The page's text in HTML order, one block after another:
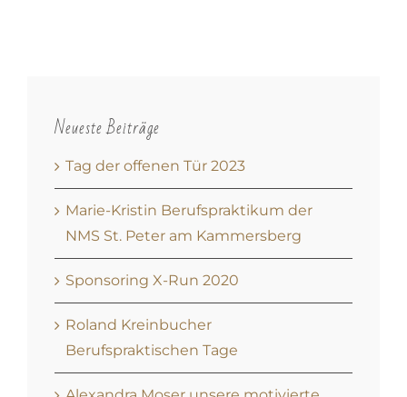
Neueste Beiträge
Tag der offenen Tür 2023
Marie-Kristin Berufspraktikum der
NMS St. Peter am Kammersberg
Sponsoring X-Run 2020
Roland Kreinbucher
Berufspraktischen Tage